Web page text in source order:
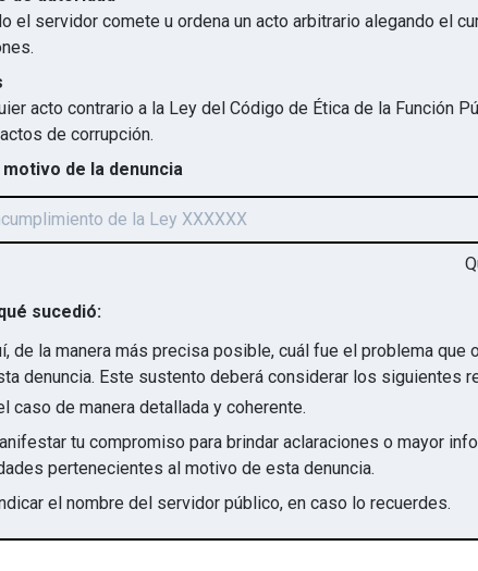
el servidor comete u ordena un acto arbitrario alegando el
acto contrario a la Ley del Código de Ética de la Función
de corrupción.
de la denuncia
sucedió:
de la manera más precisa posible, cuál fue el problema que
denuncia. Este sustento deberá considerar los siguientes
caso de manera detallada y coherente.
tu compromiso para brindar aclaraciones o mayor
irregularidades pertenecientes al motivo de esta denuncia.
el nombre del servidor público, en caso lo recuerdes.